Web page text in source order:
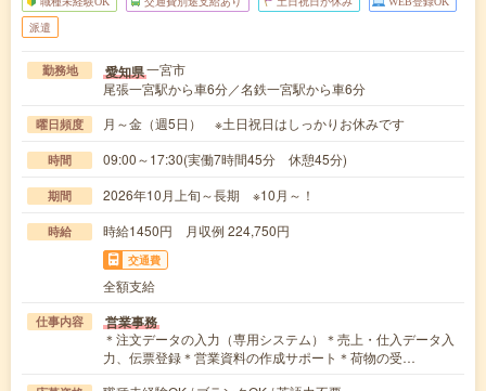
派遣
勤務地 愛知県一宮市
尾張一宮駅から車6分／名鉄一宮駅から車6分
曜日頻度 月～金（週5日） ※土日祝日はしっかりお休みです
時間 09:00～17:30(実働7時間45分 休憩45分)
期間 2026年10月上旬～長期 ※10月～！
時給 時給1450円 月収例 224,750円
交通費
全額支給
仕事内容 営業事務
＊注文データの入力（専用システム）＊売上・仕入データ入
力、伝票登録＊営業資料の作成サポート＊荷物の受…